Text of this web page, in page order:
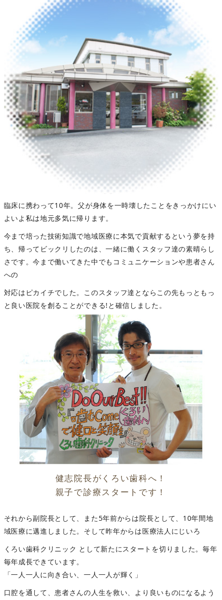
臨床に携わって10年。父が身体を一時壊したことをきっかけにい
よいよ私は地元多気に帰ります。
今まで培った技術知識で地域医療に本気で貢献するという夢を持
ち、帰ってビックリしたのは、一緒に働くスタッフ達の素晴らし
さです。今まで働いてきた中でもコミュニケーションや患者さん
への
対応はピカイチでした。このスタッフ達とならこの先もっともっ
と良い医院を創ることができる!と確信しました。
健志院長がくろい歯科へ！
親子で診療スタートです！
それから副院長として、また5年前からは院長として、10年間地
域医療に邁進しました。そして昨年からは医療法人にじいろ
くろい歯科クリニック として新たにスタートを切りました。毎年
毎年成長できています。
「一人一人に向き合い、一人一人が輝く」
口腔を通して、患者さんの人生を救い、より良いものになるよう